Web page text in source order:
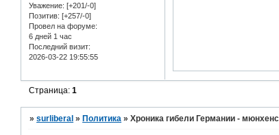
Уважение: [+201/-0]
Позитив: [+257/-0]
Провел на форуме:
6 дней 1 час
Последний визит:
2026-03-22 19:55:55
Страница:1
»surliberal » Политика »Хроника гибели Германии -